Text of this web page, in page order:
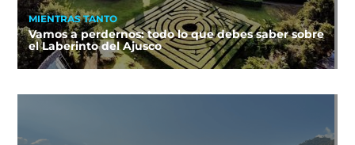
MIENTRAS TANTO
Vamos a perdernos: todo lo que debes saber sobre
el Laberinto del Ajusco